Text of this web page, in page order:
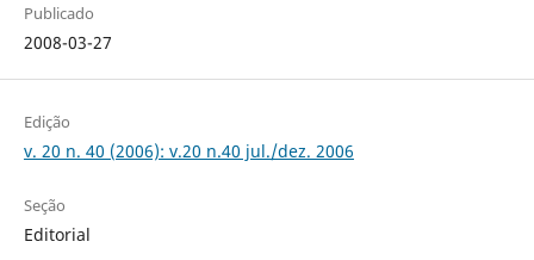
Publicado
2008-03-27
Edição
v. 20 n. 40 (2006): v.20 n.40 jul./dez. 2006
Seção
Editorial